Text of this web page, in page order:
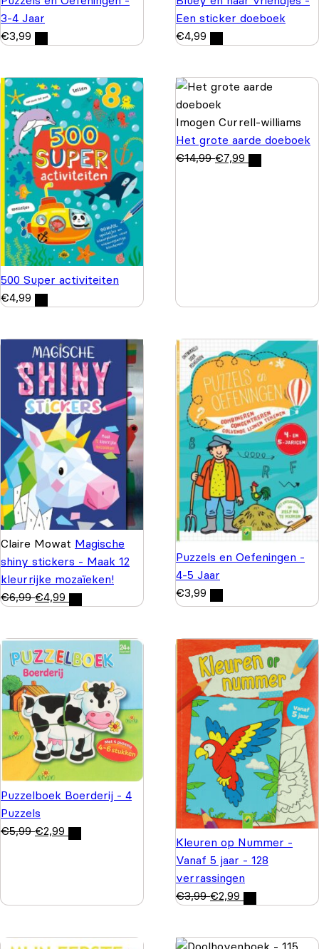
3-4 Jaar
€3,99
Een sticker doeboek
€4,99
500 Super activiteiten
€4,99
Imogen Currell-williams
Het grote aarde doeboek
€14,99 €7,99
Claire Mowat Magische
shiny stickers - Maak 12
kleurrijke mozaïeken!
€6,99 €4,99
Puzzels en Oefeningen -
4-5 Jaar
€3,99
Puzzelboek Boerderij - 4
Puzzels
€5,99 €2,99
Kleuren op Nummer -
Vanaf 5 jaar - 128
verrassingen
€3,99 €2,99